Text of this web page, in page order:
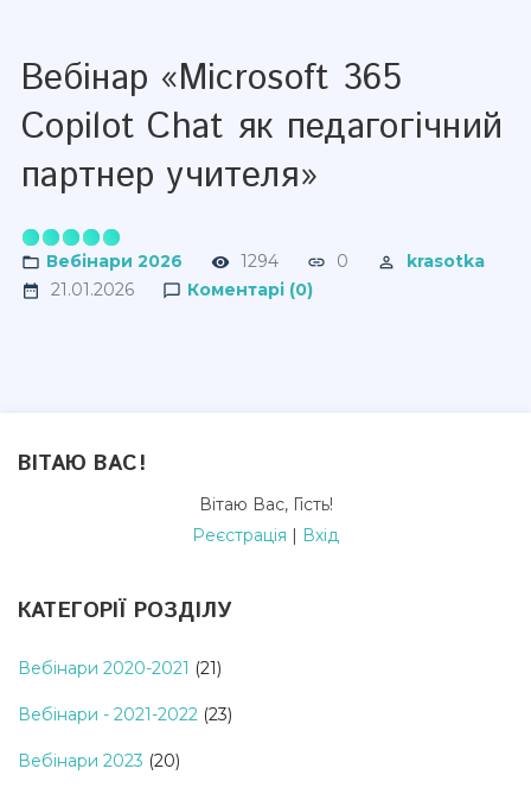
Вебінар «Microsoft 365
Copilot Chat як педагогічний
партнер учителя»
Вебінари 2026 1294 0
krasotka
21.01.2026
Коментарі (0)
ВІТАЮ ВАС!
Вітаю Вас, Гість!
Реєстрація | Вхід
КАТЕГОРІЇ РОЗДІЛУ
Вебінари 2020-2021 (21)
Вебінари - 2021-2022 (23)
Вебінари 2023 (20)